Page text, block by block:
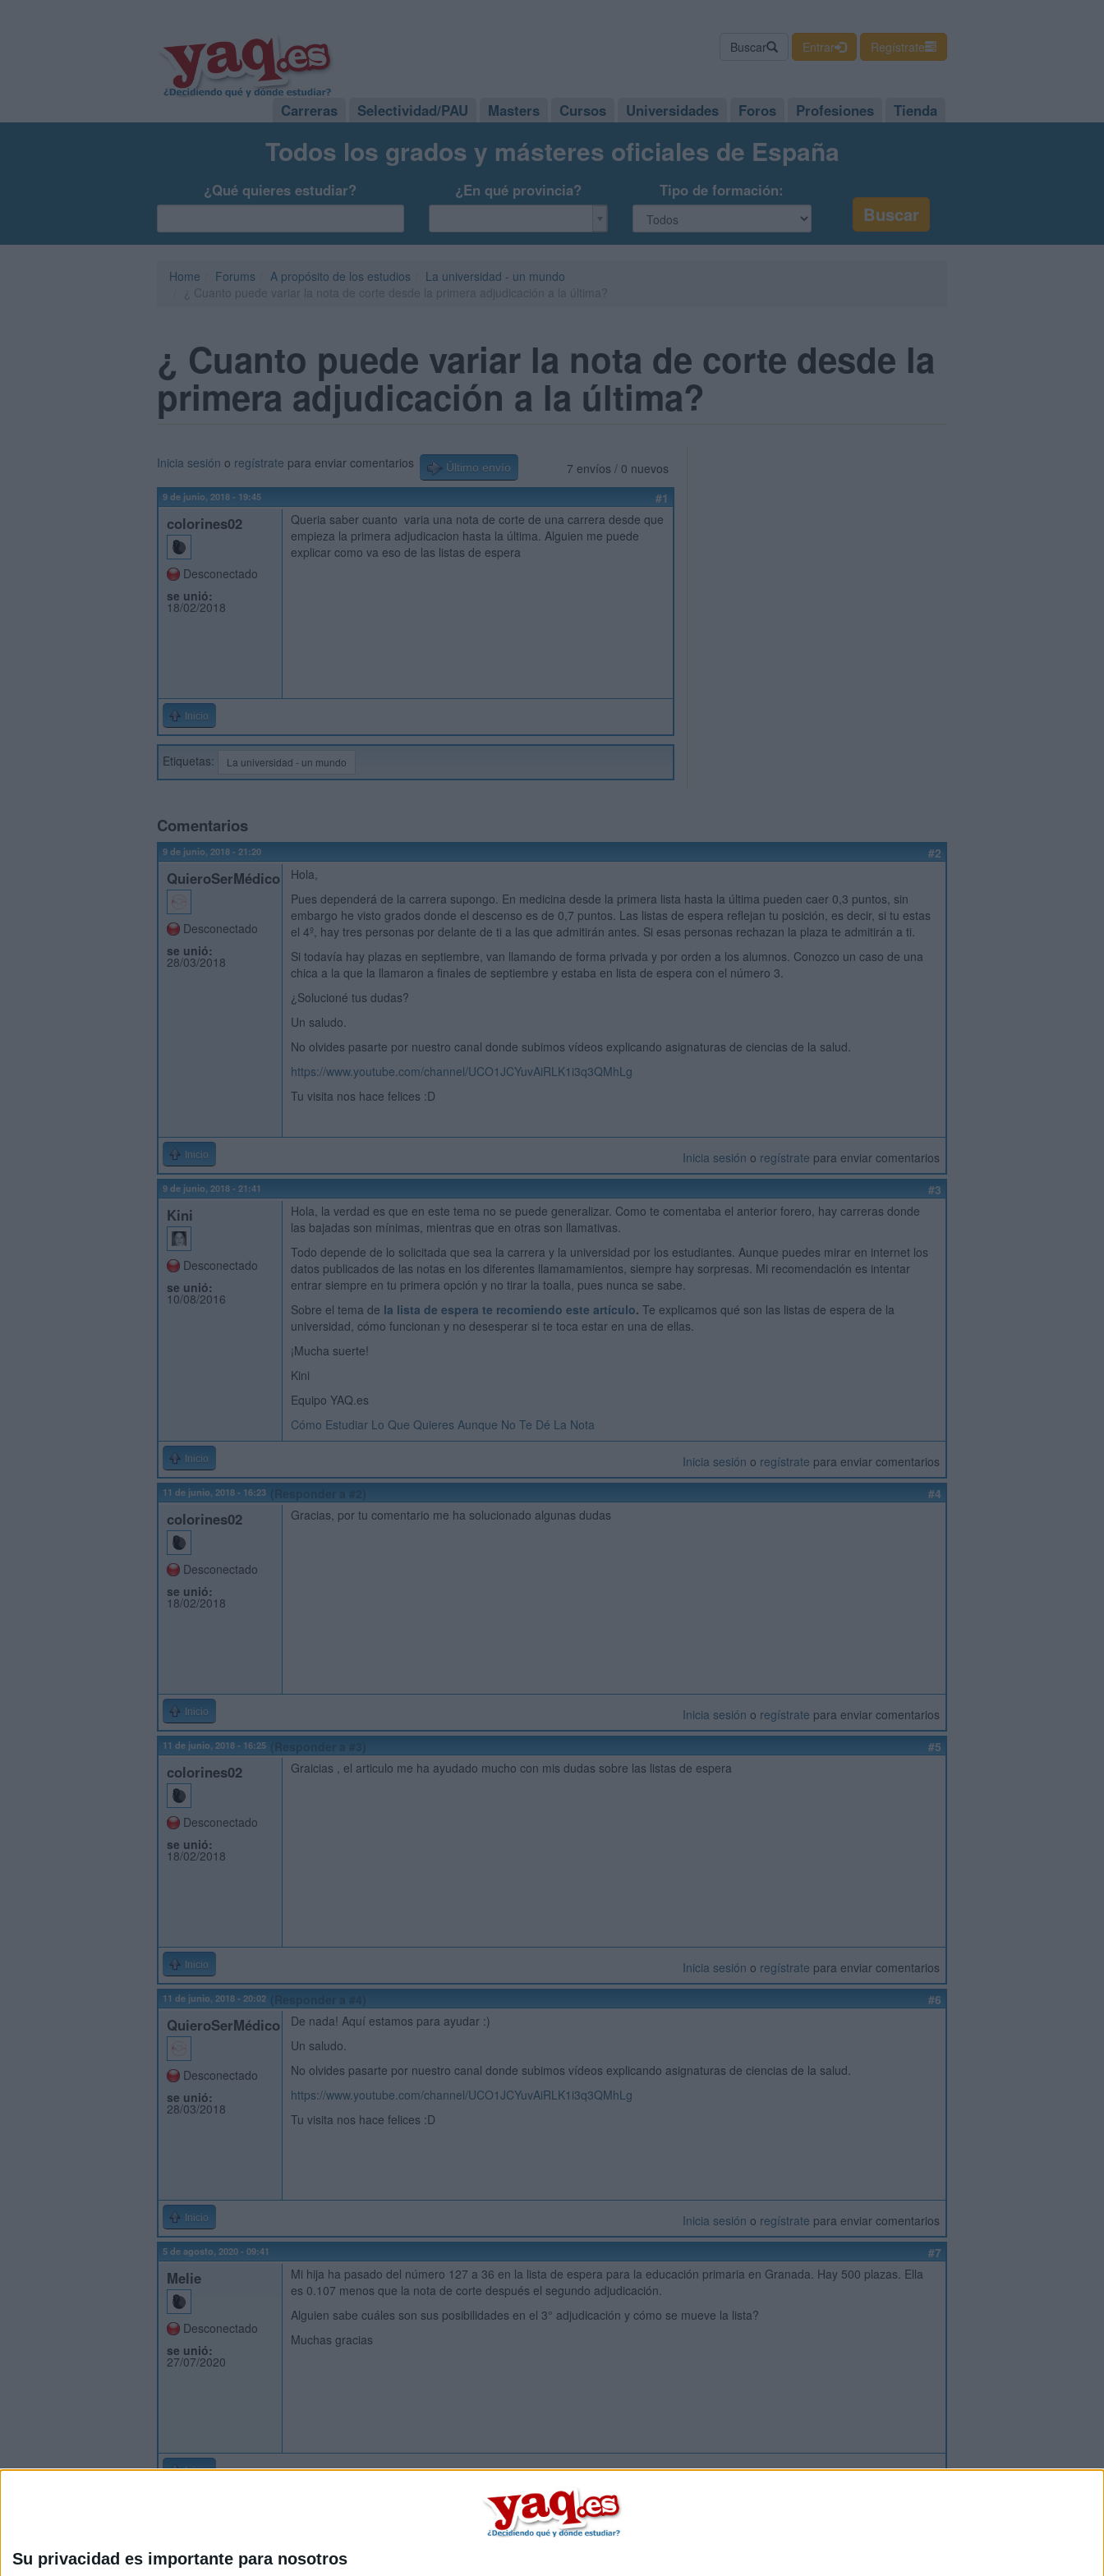
Su privacidad es importante para nosotros
Buscar Entrar Regístrate
Carreras Selectividad/PAU Masters Cursos Universidades Foros Profesiones Tienda
Todos los grados y másteres oficiales de España
¿Qué quieres estudiar? ¿En qué provincia? Tipo de formación:
Home Forums A propósito de los estudios
La universidad - un mundo
¿ Cuanto puede variar la nota de corte desde la
primera adjudicación a la última?
7 envíos / 0 nuevos
Inicia sesión o regístrate para enviar comentarios Último envío
9 de junio, 2018 - 19:45 #1
colorines02
Desconectado
se unió:
18/02/2018
Queria saber cuanto varia una nota de corte de una carrera desde que
empieza la primera adjudicacion hasta la última. Alguien me puede
explicar como va eso de las listas de espera
Inicio
Etiquetas: La universidad - un mundo
Comentarios
9 de junio, 2018 - 21:20 #2
QuieroSerMédico
Desconectado
se unió:
28/03/2018
Hola,
Pues dependerá de la carrera supongo. En medicina desde la primera lista hasta la última pueden caer 0,3 puntos, sin
embargo he visto grados donde el descenso es de 0,7 puntos. Las listas de espera reflejan tu posición, es decir, si tu estas
el 4º, hay tres personas por delante de ti a las que admitirán antes. Si esas personas rechazan la plaza te admitirán a ti.
Si todavía hay plazas en septiembre, van llamando de forma privada y por orden a los alumnos. Conozco un caso de una
chica a la que la llamaron a finales de septiembre y estaba en lista de espera con el número 3.
¿Solucioné tus dudas?
Un saludo.
No olvides pasarte por nuestro canal donde subimos vídeos explicando asignaturas de ciencias de la salud.
https://www.youtube.com/channel/UCO1JCYuvAiRLK1i3q3QMhLg
Tu visita nos hace felices :D
Inicio Inicia sesión o regístrate para enviar comentarios
9 de junio, 2018 - 21:41 #3
Kini
Desconectado
se unió:
10/08/2016
Hola, la verdad es que en este tema no se puede generalizar. Como te comentaba el anterior forero, hay carreras donde
las bajadas son mínimas, mientras que en otras son llamativas.
Todo depende de lo solicitada que sea la carrera y la universidad por los estudiantes. Aunque puedes mirar en internet los
datos publicados de las notas en los diferentes llamamamientos, siempre hay sorpresas. Mi recomendación es intentar
entrar siempre en tu primera opción y no tirar la toalla, pues nunca se sabe.
Sobre el tema de la lista de espera te recomiendo este artículo. Te explicamos qué son las listas de espera de la
universidad, cómo funcionan y no desesperar si te toca estar en una de ellas.
¡Mucha suerte!
Kini
Equipo YAQ.es
Cómo Estudiar Lo Que Quieres Aunque No Te Dé La Nota
Inicio Inicia sesión o regístrate para enviar comentarios
11 de junio, 2018 - 16:23 #4
colorines02
Desconectado
se unió:
18/02/2018
Gracias, por tu comentario me ha solucionado algunas dudas
Inicio Inicia sesión o regístrate para enviar comentarios
11 de junio, 2018 - 16:25 #5
colorines02
Desconectado
se unió:
18/02/2018
Graicias , el articulo me ha ayudado mucho con mis dudas sobre las listas de espera
Inicio Inicia sesión o regístrate para enviar comentarios
11 de junio, 2018 - 20:02 #6
QuieroSerMédico
Desconectado
se unió:
28/03/2018
De nada! Aquí estamos para ayudar :)
Un saludo.
No olvides pasarte por nuestro canal donde subimos vídeos explicando asignaturas de ciencias de la salud.
https://www.youtube.com/channel/UCO1JCYuvAiRLK1i3q3QMhLg
Tu visita nos hace felices :D
Inicio Inicia sesión o regístrate para enviar comentarios
5 de agosto, 2020 - 09:41 #7
Melie
Desconectado
se unió:
27/07/2020
Mi hija ha pasado del número 127 a 36 en la lista de espera para la educación primaria en Granada. Hay 500 plazas. Ella
es 0.107 menos que la nota de corte después el segundo adjudicación.
Alguien sabe cuáles son sus posibilidades en el 3° adjudicación y cómo se mueve la lista?
Muchas gracias
Inicio Inicia sesiónoregístratepara enviar comentarios